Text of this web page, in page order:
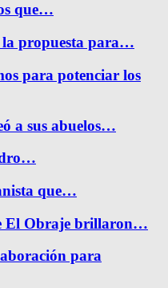
que…
la propuesta para…
para potenciar los
a sus abuelos…
que…
El Obraje brillaron…
para